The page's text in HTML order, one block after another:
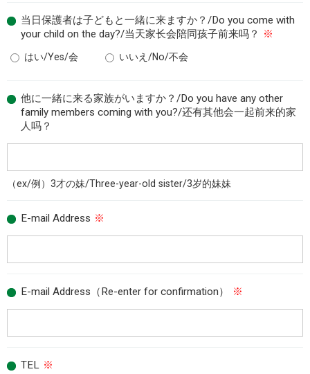
当日保護者は子どもと一緒に来ますか？/Do you come with
your child on the day?/当天家长会陪同孩子前来吗？
※
はい/Yes/会 いいえ/No/不会
他に一緒に来る家族がいますか？/Do you have any other
family members coming with you?/还有其他会一起前来的家
人吗？
（ex/例）3才の妹/Three-year-old sister/3岁的妹妹
E-mail Address ※
E-mail Address（Re-enter for confirmation） ※
TEL ※